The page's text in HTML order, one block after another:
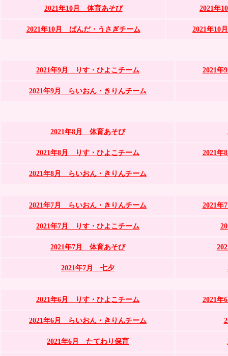
2021年10月 体育あそび 2021年
2021年10月 ぱんだ・うさぎチーム 2021年10
2021年9月 りす・ひよこチーム 2021年
2021年9月 らいおん・きりんチーム
2021年8月 体育あそび
2021年8月 りす・ひよこチーム 2021年
2021年8月 らいおん・きりんチーム
2021年7月 らいおん・きりんチーム 2021年
2021年7月 りす・ひよこチーム
2021年7月 体育あそび
2021年7月 七夕
2021年6月 りす・ひよこチーム 2021年
2021年6月 らいおん・きりんチーム
2021年6月 たてわり保育